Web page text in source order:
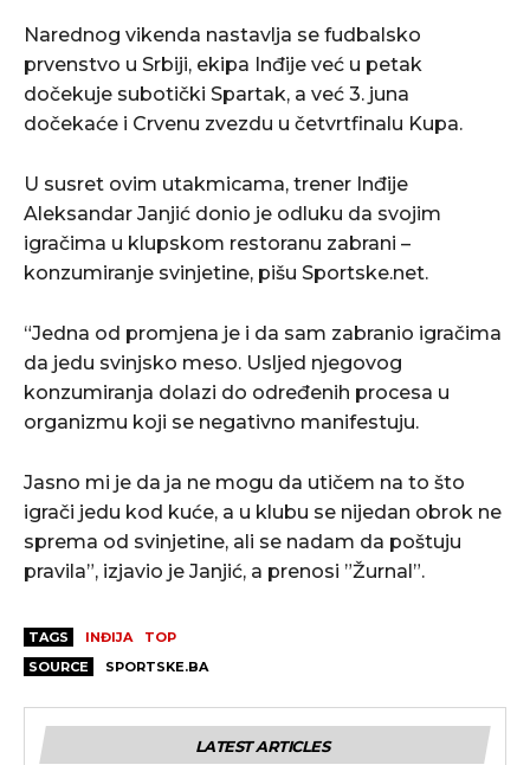
Narednog vikenda nastavlja se fudbalsko
prvenstvo u Srbiji, ekipa Inđije već u petak
dočekuje subotički Spartak, a već 3. juna
dočekaće i Crvenu zvezdu u četvrtfinalu Kupa.
U susret ovim utakmicama, trener Inđije
Aleksandar Janjić donio je odluku da svojim
igračima u klupskom restoranu zabrani –
konzumiranje svinjetine, pišu Sportske.net.
“Jedna od promjena je i da sam zabranio igračima
da jedu svinjsko meso. Usljed njegovog
konzumiranja dolazi do određenih procesa u
organizmu koji se negativno manifestuju.
Jasno mi je da ja ne mogu da utičem na to što
igrači jedu kod kuće, a u klubu se nijedan obrok ne
sprema od svinjetine, ali se nadam da poštuju
pravila”, izjavio je Janjić, a prenosi ”Žurnal”.
TAGS INĐIJA
TOP
SOURCE
SPORTSKE.BA
LATEST ARTICLES